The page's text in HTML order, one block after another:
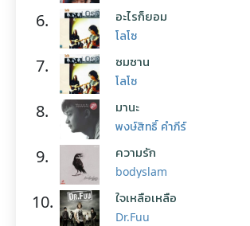
6. อะไรก็ยอม
โลโซ
7. ซมซาน
โลโซ
8. มานะ
พงษ์สิทธิ์ คำภีร์
9. ความรัก
bodyslam
10. ใจเหลือเหลือ
Dr.Fuu